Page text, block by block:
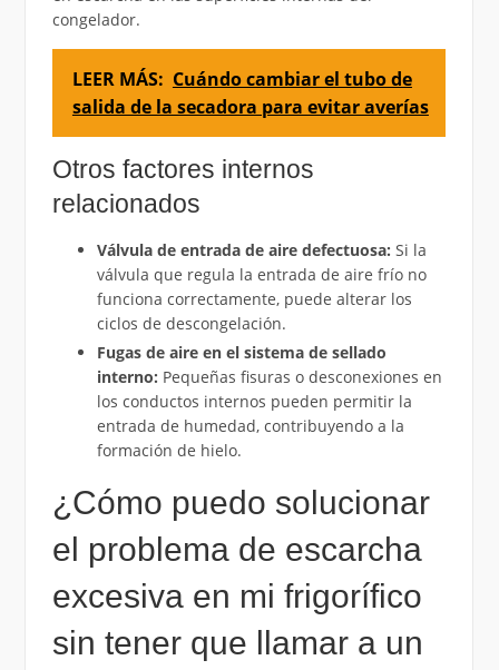
congelador.
LEER MÁS: Cuándo cambiar el tubo de
salida de la secadora para evitar averías
Otros factores internos
relacionados
Válvula de entrada de aire defectuosa: Si la
válvula que regula la entrada de aire frío no
funciona correctamente, puede alterar los
ciclos de descongelación.
Fugas de aire en el sistema de sellado
interno: Pequeñas fisuras o desconexiones en
los conductos internos pueden permitir la
entrada de humedad, contribuyendo a la
formación de hielo.
¿Cómo puedo solucionar
el problema de escarcha
excesiva en mi frigorífico
sin tener que llamar a un